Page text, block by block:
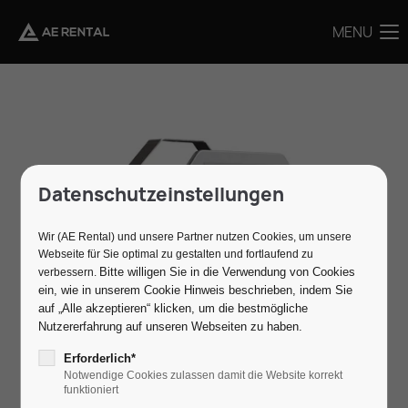
MENU
Datenschutzeinstellungen
Wir (AE Rental) und unsere Partner nutzen Cookies, um unsere
Webseite für Sie optimal zu gestalten und fortlaufend zu
verbessern. Bitte willigen Sie in die Verwendung von Cookies
ein, wie in unserem Cookie Hinweis beschrieben, indem Sie
auf „Alle akzeptieren“ klicken, um die bestmögliche
Nutzererfahrung auf unseren Webseiten zu haben.
Erforderlich*
Notwendige Cookies zulassen damit die Website korrekt
funktioniert
MENU